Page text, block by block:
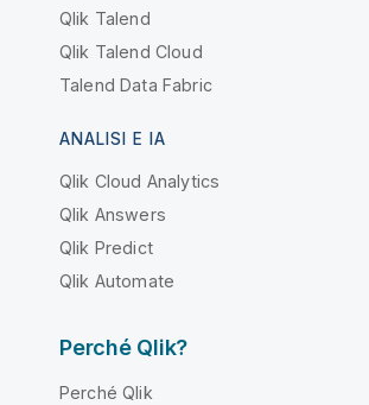
Qlik Talend
Qlik Talend Cloud
Talend Data Fabric
ANALISI E IA
Qlik Cloud Analytics
Qlik Answers
Qlik Predict
Qlik Automate
Perché Qlik?
Perché Qlik